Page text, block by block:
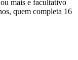
mais e facultativo
quem completa 16